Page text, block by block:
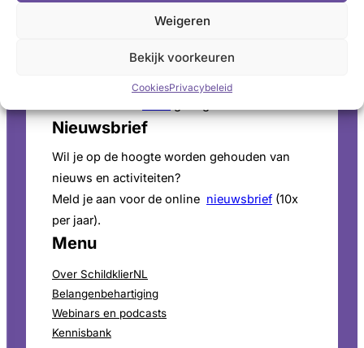
Weigeren
Bekijk voorkeuren
CookiesPrivacybeleid
Voor persinformatie en mediaverzoeken bekijk
Nieuwsbrief
Wil je op de hoogte worden gehouden van
nieuws en activiteiten?
Meld je aan voor de online nieuwsbrief (10x
per jaar).
Menu
Over SchildklierNL
Belangenbehartiging
Webinars en podcasts
Kennisbank